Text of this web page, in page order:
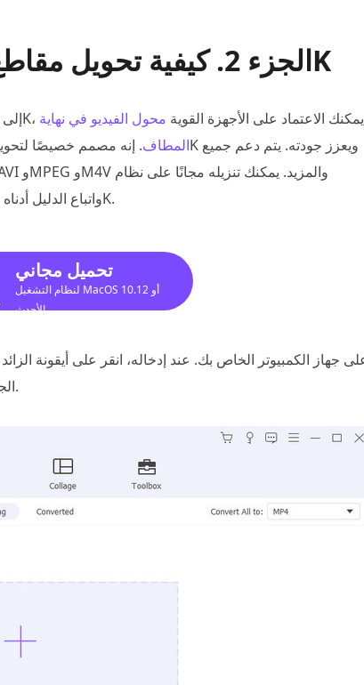
الجزء 2. كيفية تحويل مقاطع الفيديو الشائعة إلى دقة 8K
عندما تريد تحويل مقاطع الفيديو من دقة SD أو HD أو 4K إلى 8K، يمكنك الاعتماد على الأجهزة القوية محول الفيديو في نهاية
المطاف
التشغيل Windows 11/10/8/7 أو Mac واتباع الدليل أدناه لإجراء ترقية إلى 8K.
تحميل مجاني
لنظام التشغيل MacOS 10.12 أو
الأحدث
زر لاستيراد الفيديو الخاص بك.